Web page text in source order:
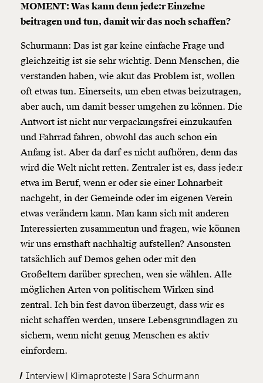
MOMENT: Was kann denn jede:r Einzelne
beitragen und tun, damit wir das noch schaffen?
Schurmann: Das ist gar keine einfache Frage und
gleichzeitig ist sie sehr wichtig. Denn Menschen, die
verstanden haben, wie akut das Problem ist, wollen
oft etwas tun. Einerseits, um eben etwas beizutragen,
aber auch, um damit besser umgehen zu können. Die
Antwort ist nicht nur verpackungsfrei einzukaufen
und Fahrrad fahren, obwohl das auch schon ein
Anfang ist. Aber da darf es nicht aufhören, denn das
wird die Welt nicht retten. Zentraler ist es, dass jede:r
etwa im Beruf, wenn er oder sie einer Lohnarbeit
nachgeht, in der Gemeinde oder im eigenen Verein
etwas verändern kann. Man kann sich mit anderen
Interessierten zusammentun und fragen, wie können
wir uns ernsthaft nachhaltig aufstellen? Ansonsten
tatsächlich auf Demos gehen oder mit den
Großeltern darüber sprechen, wen sie wählen. Alle
möglichen Arten von politischem Wirken sind
zentral. Ich bin fest davon überzeugt, dass wir es
nicht schaffen werden, unsere Lebensgrundlagen zu
sichern, wenn nicht genug Menschen es aktiv
einfordern.
Interview Klimaproteste Sara Schurmann